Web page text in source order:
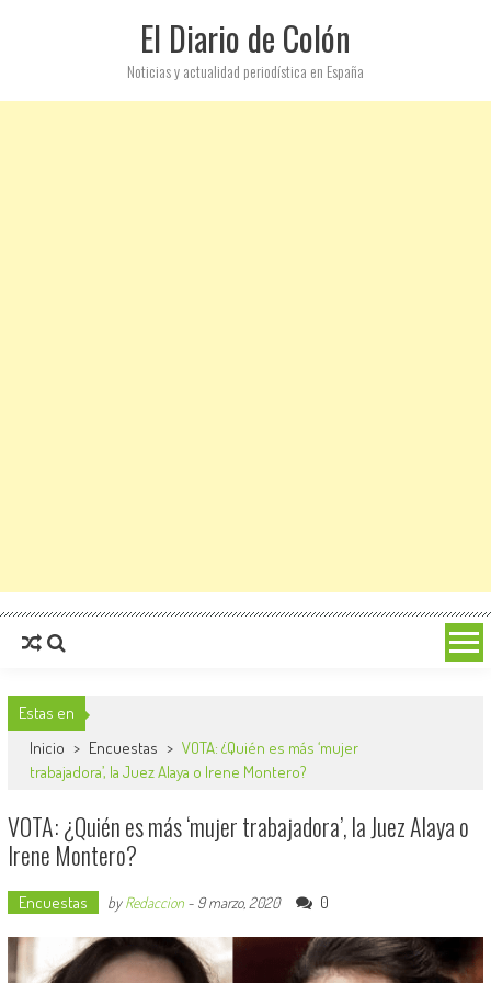
El Diario de Colón
Noticias y actualidad periodística en España
Estas en
Inicio > Encuestas > VOTA: ¿Quién es más ‘mujer
trabajadora’, la Juez Alaya o Irene Montero?
VOTA: ¿Quién es más ‘mujer trabajadora’, la Juez Alaya o
Irene Montero?
Encuestas byRedaccion- 9 marzo, 2020 0